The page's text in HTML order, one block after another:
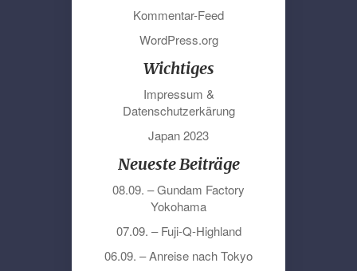
Kommentar-Feed
WordPress.org
Wichtiges
Impressum &
Datenschutzerkärung
Japan 2023
Neueste Beiträge
08.09. – Gundam Factory
Yokohama
07.09. – Fuji-Q-Highland
06.09. – Anreise nach Tokyo